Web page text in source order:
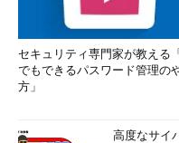
セキュリティ専門家が教える
でもできるパスワード管理の
方」
高度なサイ